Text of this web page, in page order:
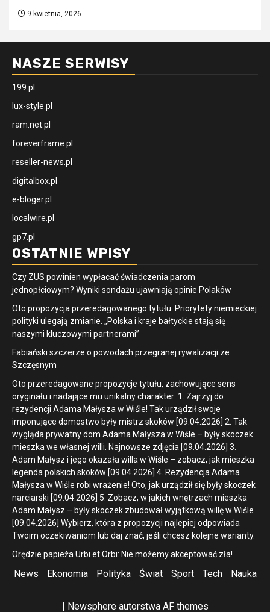
9 kwietnia, 2026
NASZE SERWISY
199.pl
lux-style.pl
ram.net.pl
foreverframe.pl
reseller-news.pl
digitalbox.pl
e-bloger.pl
localwire.pl
gp7.pl
OSTATNIE WPISY
Czy ZUS powinien wypłacać świadczenia parom
jednopłciowym? Wyniki sondażu ujawniają opinie Polaków
Oto propozycja przeredagowanego tytułu: Priorytety niemieckiej
polityki ulegają zmianie. „Polska i kraje bałtyckie stają się
naszymi kluczowymi partnerami”
Fabiański szczerze o powodach przegranej rywalizacji ze
Szczęsnym
Oto przeredagowane propozycje tytułu, zachowujące sens
oryginału i nadające mu unikalny charakter: 1. Zajrzyj do
rezydencji Adama Małysza w Wiśle! Tak urządził swoje
imponujące domostwo były mistrz skoków [09.04.2026] 2. Tak
wygląda prywatny dom Adama Małysza w Wiśle – były skoczek
mieszka we własnej willi. Najnowsze zdjęcia [09.04.2026] 3.
Adam Małysz i jego okazała willa w Wiśle – zobacz, jak mieszka
legenda polskich skoków [09.04.2026] 4. Rezydencja Adama
Małysza w Wiśle robi wrażenie! Oto, jak urządził się były skoczek
narciarski [09.04.2026] 5. Zobacz, w jakich wnętrzach mieszka
Adam Małysz – były skoczek zbudował wyjątkową willę w Wiśle
[09.04.2026] Wybierz, która z propozycji najlepiej odpowiada
Twoim oczekiwaniom lub daj znać, jeśli chcesz kolejne warianty.
Orędzie papieża Urbi et Orbi: Nie możemy akceptować zła!
News Ekonomia Polityka Świat Sport Tech Nauka
| Newsphereautorstwa AF themes